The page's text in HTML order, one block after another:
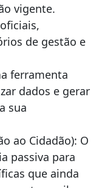
vigente.
de gestão e
ferramenta
dados e gerar
sua
ao Cidadão): O
passiva para
que ainda